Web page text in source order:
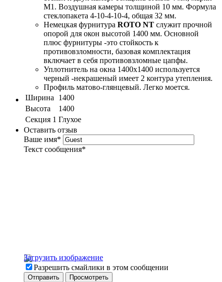
М1. Воздушная камеры толщиной 10 мм. Формула
стеклопакета 4-10-4-10-4, общая 32 мм.
Немецкая фурнитура ROTO NT служит прочной
опорой для окон высотой 1400 мм. Основной
плюс фурнитуры -это стойкость к
противовзломности, базовая комплектация
включает в себя противовзломные цапфы.
Уплотнитель на окна 1400x1400 используется
черный -некрашеный имеет 2 контура утепления.
Профиль матово-глянцевый. Легко моется.
Ширина
1400
Высота
1400
Секция 1 Глухое
Оставить отзыв
Ваше имя*
Текст сообщения*
Загрузить изображение
Разрешить смайлики в этом сообщении